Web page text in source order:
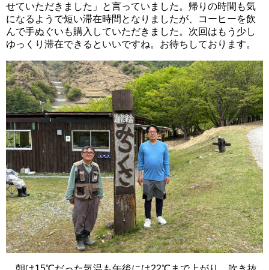
せていただきました」と言っていました。帰りの時間も気
になるようで短い滞在時間となりましたが、コーヒーを飲
んで手ぬぐいも購入していただきました。次回はもう少し
ゆっくり滞在できるといいですね。お待ちしております。